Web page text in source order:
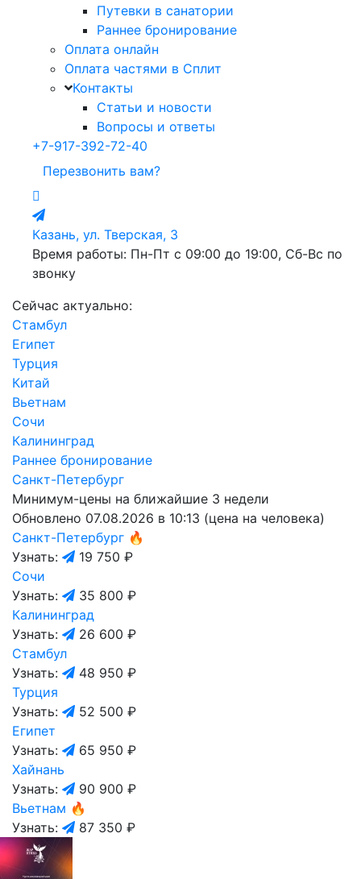
Путевки в санатории
Раннее бронирование
Оплата онлайн
Оплата частями в Сплит
Контакты
Статьи и новости
Вопросы и ответы
+7-917-392-72-40
Перезвонить вам?
Казань, ул. Тверская, 3
Время работы: Пн-Пт с 09:00 до 19:00, Сб-Вс по
звонку
Сейчас актуально:
Стамбул
Египет
Турция
Китай
Вьетнам
Сочи
Калининград
Раннее бронирование
Санкт-Петербург
Минимум-цены на ближайшие 3 недели
Обновлено 07.08.2026 в 10:13 (цена на человека)
Санкт-Петербург 🔥
Узнать:
19 750 ₽
Сочи
Узнать:
35 800 ₽
Калининград
Узнать:
26 600 ₽
Стамбул
Узнать:
48 950 ₽
Турция
Узнать:
52 500 ₽
Египет
Узнать:
65 950 ₽
Хайнань
Узнать:
90 900 ₽
Вьетнам 🔥
Узнать:
87 350 ₽